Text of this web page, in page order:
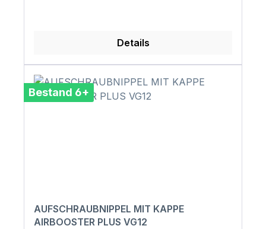
Details
Bestand 6+
AUFSCHRAUBNIPPEL MIT KAPPE
AIRBOOSTER PLUS VG12